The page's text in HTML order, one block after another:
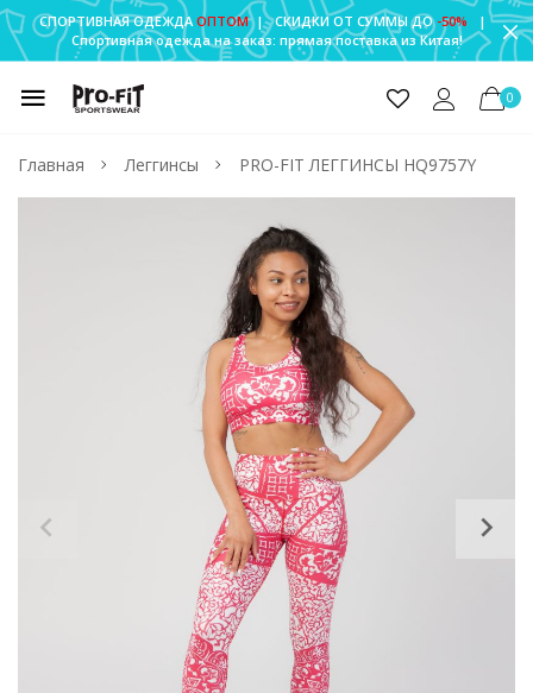
СПОРТИВНАЯ ОДЕЖДА ОПТОМ| СКИДКИ ОТ СУММЫ ДО-50%
|
Спортивная одежда на заказ: прямая поставка из Китая!
0
Главная Леггинсы PRO-FIT ЛЕГГИНСЫ HQ9757Y